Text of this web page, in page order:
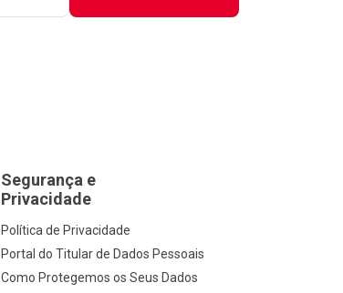
Segurança e
Privacidade
Política de Privacidade
Portal do Titular de Dados Pessoais
Como Protegemos os Seus Dados